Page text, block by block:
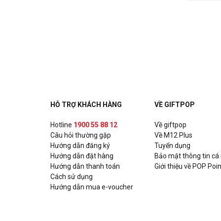
HỖ TRỢ KHÁCH HÀNG
Hotline 1900 55 88 12
Câu hỏi thường gặp
Hướng dẫn đăng ký
Hướng dẫn đặt hàng
Hướng dẫn thanh toán
Cách sử dụng
Hướng dẫn mua e-voucher
VỀ GIFTPOP
Về giftpop
Về M12 Plus
Tuyển dụng
Bảo mật thông tin cá
Giới thiệu về POP